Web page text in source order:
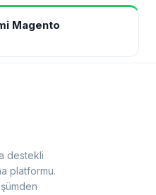
Magento
destekli
platformu.